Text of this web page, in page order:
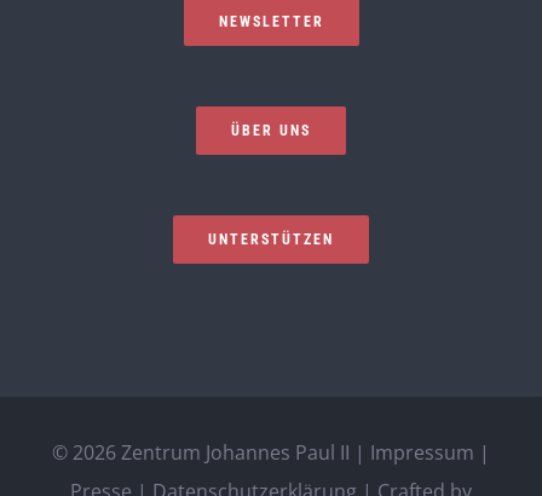
NEWSLETTER
ÜBER UNS
UNTERSTÜTZEN
© 2026 Zentrum Johannes Paul II | Impressum |